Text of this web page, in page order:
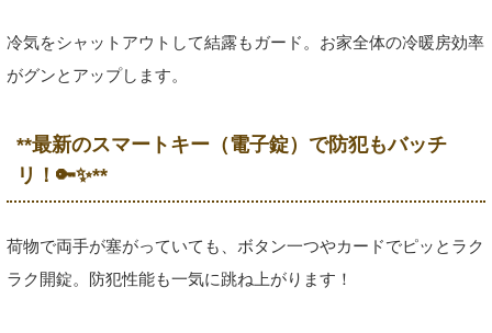
冷気をシャットアウトして結露もガード。お家全体の冷暖房効率
がグンとアップします。
**最新のスマートキー（電子錠）で防犯もバッチ
リ！🔑✨**
荷物で両手が塞がっていても、ボタン一つやカードでピッとラク
ラク開錠。防犯性能も一気に跳ね上がります！